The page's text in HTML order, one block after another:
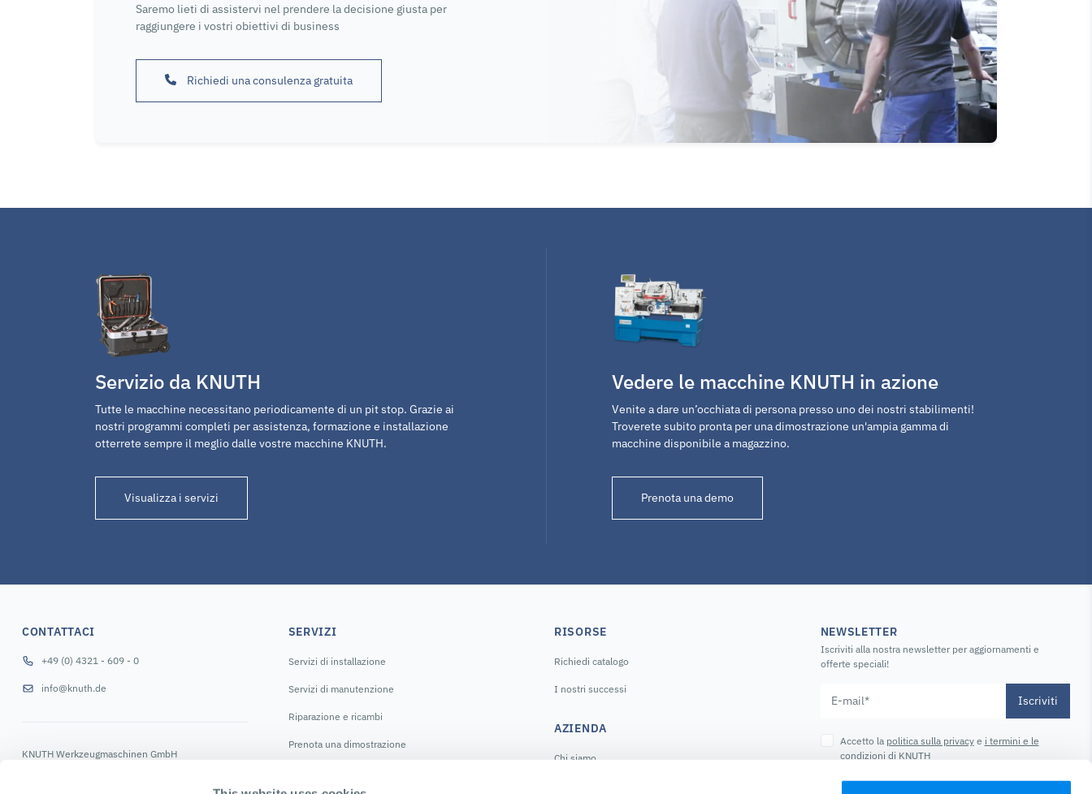
Saremo lieti di assistervi nel prendere la decisione giusta per
raggiungere i vostri obiettivi di business
Richiedi una consulenza gratuita
Servizio da KNUTH
Tutte le macchine necessitano periodicamente di un pit stop. Grazie ai
nostri programmi completi per assistenza, formazione e installazione
otterrete sempre il meglio dalle vostre macchine KNUTH.
Visualizza i servizi
Vedere le macchine KNUTH in azione
Venite a dare un’occhiata di persona presso uno dei nostri stabilimenti!
Troverete subito pronta per una dimostrazione un'ampia gamma di
macchine disponibile a magazzino.
Prenota una demo
CONTATTACI
+49 (0) 4321 - 609 - 0
info@knuth.de
KNUTH Werkzeugmaschinen GmbH
SERVIZI
Servizi di installazione
Servizi di manutenzione
Riparazione e ricambi
Prenota una dimostrazione
RISORSE
Richiedi catalogo
I nostri successi
AZIENDA
Chi siamo
NEWSLETTER
Iscriviti alla nostra newsletter per aggiornamenti e
offerte speciali!
Iscriviti
Accetto la politica sulla privacye i termini e le
condizioni di KNUTH